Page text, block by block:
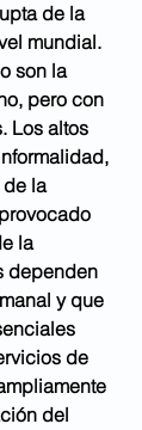
de la
mundial.
son la
pero con
Los altos
de la
la
dependen
y que
de
del